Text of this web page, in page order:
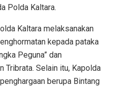
Polda Kaltara.
Kaltara melaksanakan
kepada pataka
Peguna” dan
Tribrata. Selain itu, Kapolda
berupa Bintang